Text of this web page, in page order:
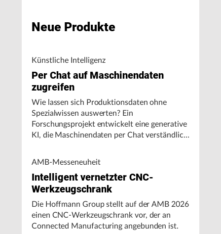
Neue Produkte
Künstliche Intelligenz
Per Chat auf Maschinendaten
zugreifen
Wie lassen sich Produktionsdaten ohne
Spezialwissen auswerten? Ein
Forschungsprojekt entwickelt eine generative
KI, die Maschinendaten per Chat verständlich
AMB-Messeneuheit
Intelligent vernetzter CNC-
Werkzeugschrank
Die Hoffmann Group stellt auf der AMB 2026
einen CNC-Werkzeugschrank vor, der an
Connected Manufacturing angebunden ist.